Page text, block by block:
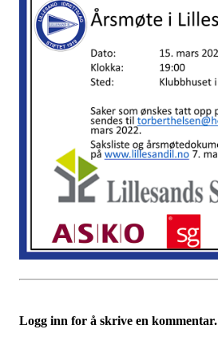
Logg inn for å skrive en kommentar.